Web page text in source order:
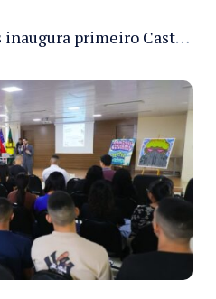
Governo do Amazonas inaugura primeiro Castramóvel Fluvial para atendimento veterinário às comunidades ribeirinhas e castração gratuita